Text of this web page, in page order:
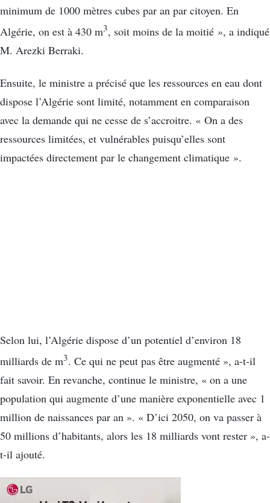
minimum de 1000 mètres cubes par an par citoyen. En
Algérie, on est à 430 m3, soit moins de la moitié », a indiqué
M. Arezki Berraki.
Ensuite, le ministre a précisé que les ressources en eau dont
dispose l’Algérie sont limité, notamment en comparaison
avec la demande qui ne cesse de s’accroitre. « On a des
ressources limitées, et vulnérables puisqu’elles sont
impactées directement par le changement climatique ».
Selon lui, l’Algérie dispose d’un potentiel d’environ 18
milliards de m3. Ce qui ne peut pas être augmenté », a-t-il
fait savoir. En revanche, continue le ministre, « on a une
population qui augmente d’une manière exponentielle avec 1
million de naissances par an ». « D’ici 2050, on va passer à
50 millions d’habitants, alors les 18 milliards vont rester », a-
t-il ajouté.